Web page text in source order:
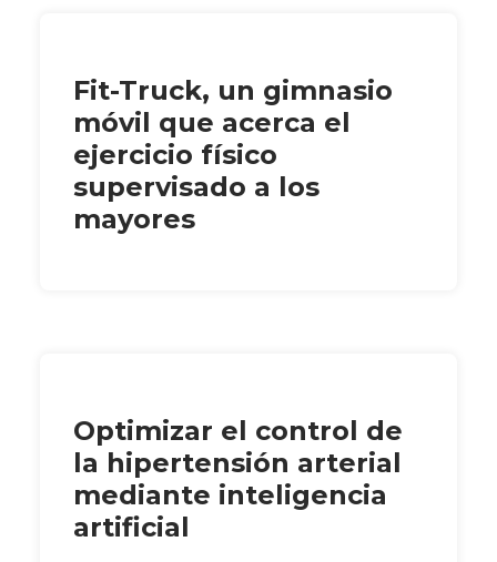
Fit-Truck, un gimnasio
móvil que acerca el
ejercicio físico
supervisado a los
mayores
Optimizar el control de
la hipertensión arterial
mediante inteligencia
artificial